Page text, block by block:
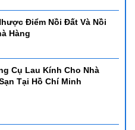
Điểm Nồi Đất Và Nồi
Hàng
Cụ Lau Kính Cho Nhà
Tại Hồ Chí Minh